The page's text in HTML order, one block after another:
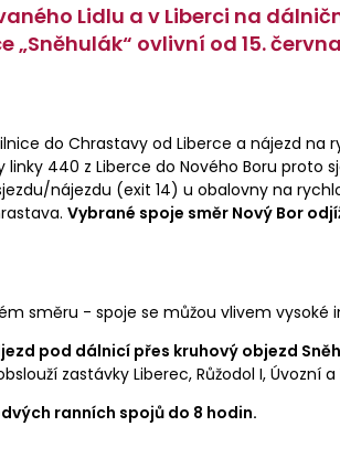
Lidlu a v Liberci na
ovlivní od 15.
do Chrastavy od Liberce a nájezd na
440 z Liberce do Nového Boru proto
nájezdu (exit 14) u obalovny na
Vybrané spoje směr Nový Bor
směru - spoje se můžou vlivem vysoké
pod dálnicí přes kruhový objezd
zastávky Liberec, Růžodol I, Úvozní a
ranních spojů do 8 hodin.